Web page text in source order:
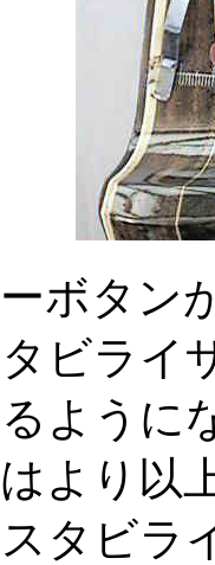
ボタン
ビライ
ように
より以
タビラ